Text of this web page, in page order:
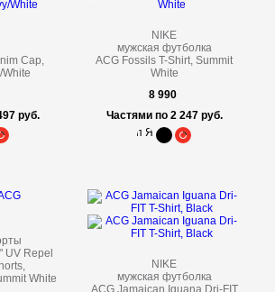
Cap,
руб.
NIKE
мужская футболка
ACG Fossils T-Shirt, Summit
White
8 990
Частями по 2 247 руб.
UV Repel
White
NIKE
мужская футболка
ACG Jamaican Iguana Dri-FIT